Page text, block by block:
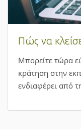
Πώς να
Μπορείτε τώρα
κράτηση στην
ενδιαφέρει από